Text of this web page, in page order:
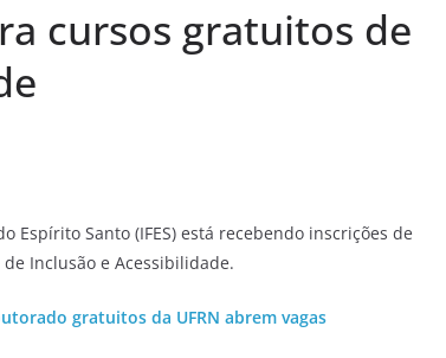
cursos gratuitos de
Espírito Santo (IFES) está recebendo inscrições de
Inclusão e Acessibilidade.
gratuitos da UFRN abrem vagas